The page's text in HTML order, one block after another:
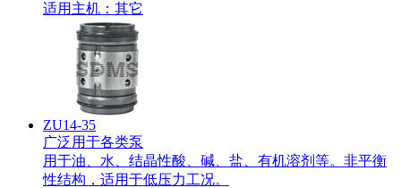
适用主机： 其它
ZU14-35
广泛用于各类泵
用于油、水、结晶性酸、碱、盐、有机溶剂等。非平衡
性结构，适用于低压力工况。